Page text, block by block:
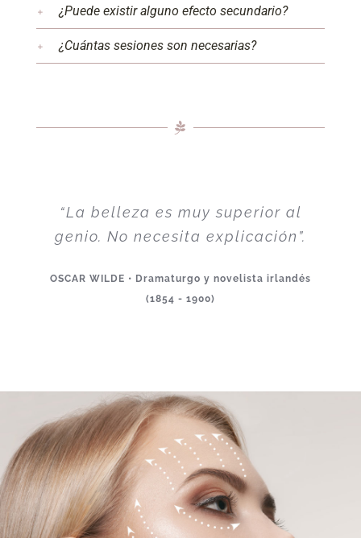
¿Puede existir alguno efecto secundario?
¿Cuántas sesiones son necesarias?
“La belleza es muy superior al
genio. No necesita explicación”.
OSCAR WILDE • Dramaturgo y novelista irlandés
(1854 - 1900)